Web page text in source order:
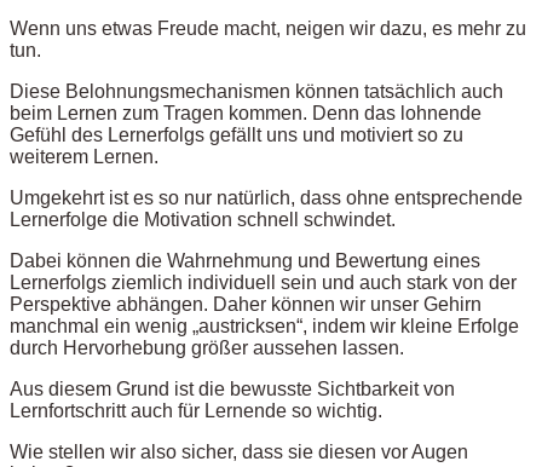
Wenn uns etwas Freude macht, neigen wir dazu, es mehr zu
tun.
Diese Belohnungsmechanismen können tatsächlich auch
beim Lernen zum Tragen kommen. Denn das lohnende
Gefühl des Lernerfolgs gefällt uns und motiviert so zu
weiterem Lernen.
Umgekehrt ist es so nur natürlich, dass ohne entsprechende
Lernerfolge die Motivation schnell schwindet.
Dabei können die Wahrnehmung und Bewertung eines
Lernerfolgs ziemlich individuell sein und auch stark von der
Perspektive abhängen. Daher können wir unser Gehirn
manchmal ein wenig „austricksen“, indem wir kleine Erfolge
durch Hervorhebung größer aussehen lassen.
Aus diesem Grund ist die bewusste Sichtbarkeit von
Lernfortschritt auch für Lernende so wichtig.
Wie stellen wir also sicher, dass sie diesen vor Augen